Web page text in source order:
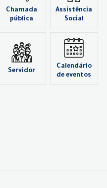
Chamada
pública
Assistência
Social
Servidor
Calendário
de eventos